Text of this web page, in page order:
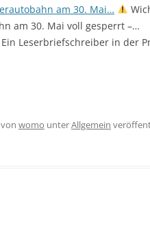
am 30. Mai…
am 30. Mai voll gesperrt –…
Ein Leserbriefschreiber in der
von womo unterAllgemein